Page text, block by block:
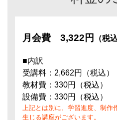
月会費 3,322円 （税
■内訳
受講料：2,662円（税込）
教材費：330円（税込）
設備費：330円（税込）
上記とは別に、学習進度、制作
生じる講座がございます。